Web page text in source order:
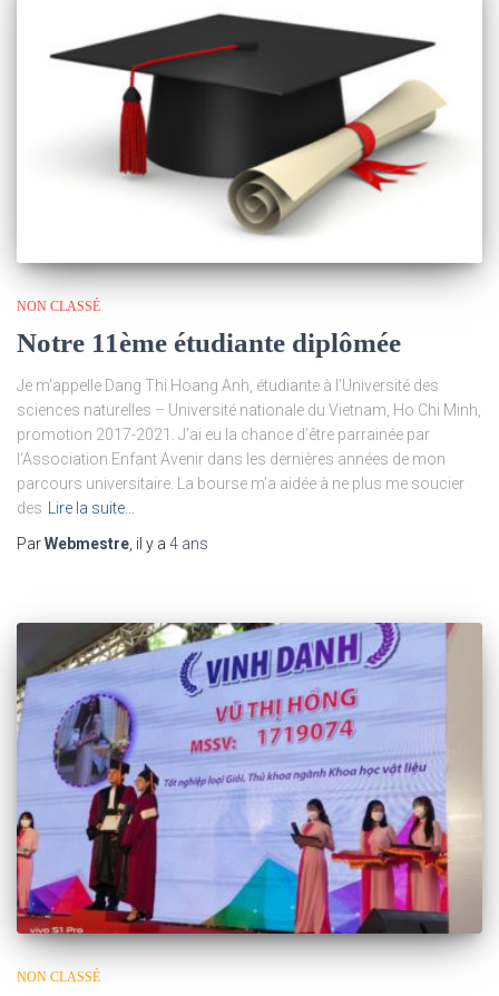
NON CLASSÉ
Notre 11ème étudiante diplômée
Je m’appelle Dang Thi Hoang Anh, étudiante à l’Université des
sciences naturelles – Université nationale du Vietnam, Ho Chi Minh,
promotion 2017-2021. J’ai eu la chance d’être parrainée par
l‘Association Enfant Avenir dans les dernières années de mon
parcours universitaire. La bourse m’a aidée à ne plus me soucier
des
Lire la suite…
ParWebmestre , il y a 4 ans
NON CLASSÉ